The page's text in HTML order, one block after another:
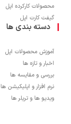
محصولات کارکرده اپل
گیفت کارت اپل
دسته بندی ها
آموزش محصولات اپل
اخبار و تازه ها
بررسی و مقایسه ها
نرم افزار و اپلیکیشن ها
ویدیو ها و تریلر ها